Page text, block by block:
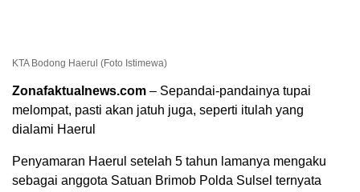
KTA Bodong Haerul (Foto Istimewa)
Zonafaktualnews.com – Sepandai-pandainya tupai
melompat, pasti akan jatuh juga, seperti itulah yang
dialami Haerul
Penyamaran Haerul setelah 5 tahun lamanya mengaku
sebagai anggota Satuan Brimob Polda Sulsel ternyata